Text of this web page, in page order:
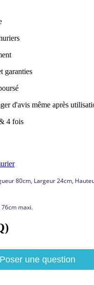
garanties
d'avis même après
4 fois
80cm, Largeur 24cm,
maxi.
Poser une question